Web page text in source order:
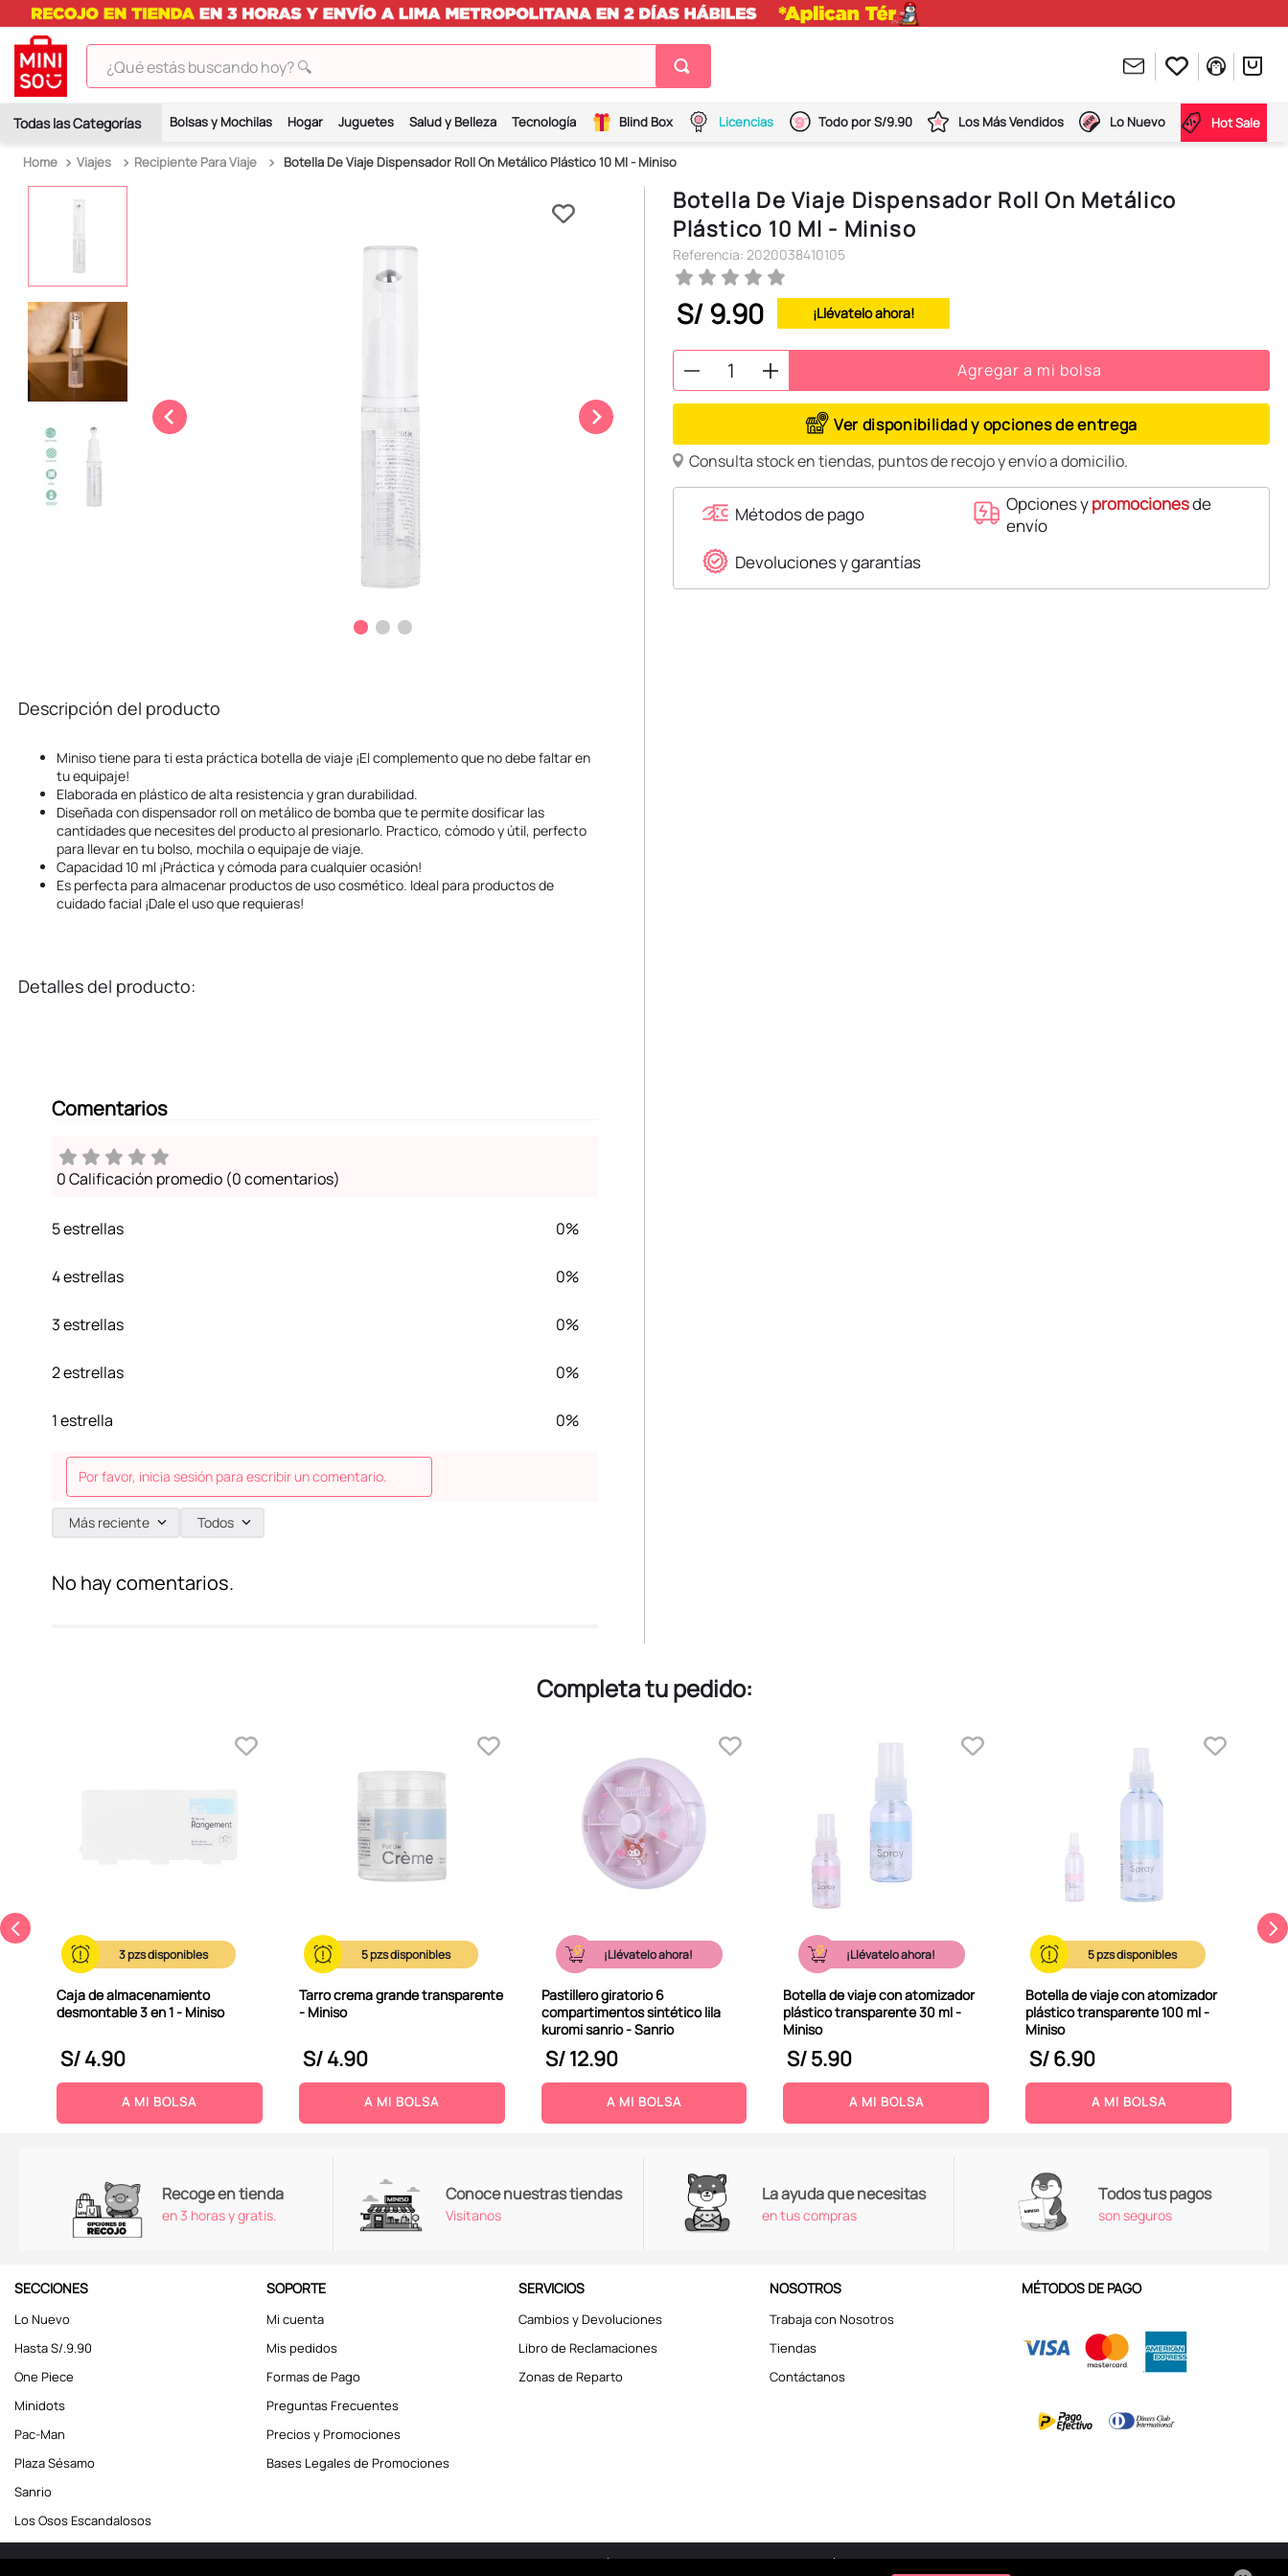
¿Qué estás buscando hoy? 🔍
Bolsas y Mochilas Hogar Juguetes Salud y Belleza Tecnología Blind Box Licencias Todo por S/9.90 Los Más Vendidos Lo Nuevo Hot Sale
Viajes Recipiente Para Viaje Botella De Viaje Dispensador Roll On Metálico Plástico 10 Ml - Miniso
Descripción del producto
Miniso tiene para ti esta práctica botella de viaje ¡El complemento que no debe faltar en
tu equipaje!
Elaborada en plástico de alta resistencia y gran durabilidad.
Diseñada con dispensador roll on metálico de bomba que te permite dosificar las
cantidades que necesites del producto al presionarlo. Practico, cómodo y útil, perfecto
para llevar en tu bolso, mochila o equipaje de viaje.
Capacidad 10 ml ¡Práctica y cómoda para cualquier ocasión!
Es perfecta para almacenar productos de uso cosmético. Ideal para productos de
cuidado facial ¡Dale el uso que requieras!
Detalles del producto:
Comentarios
0 Calificación promedio (0 comentarios)
5 estrellas 0%
4 estrellas 0%
3 estrellas 0%
2 estrellas 0%
1 estrella 0%
Por favor, inicia sesión para escribir un comentario.
Más reciente Todos
No hay comentarios.
Botella De Viaje Dispensador Roll On Metálico
Plástico 10 Ml - Miniso
Referencia: 2020038410105
S/9.90 ¡Llévatelo ahora!
Agregar a mi bolsa
Ver disponibilidad y opciones de entrega
Consulta stock en tiendas, puntos de recojo y envío a domicilio.
Métodos de pago Opciones ypromocionesde
envío
Devoluciones y garantías
Completa tu pedido:
3
Caja de almacenamiento
desmontable 3 en 1 - Miniso
S/4.90
A MI BOLSA
5
Tarro crema grande transparente
- Miniso
S/4.90
A MI BOLSA
¡Llévatelo ahora!
Pastillero giratorio 6
compartimentos sintético lila
kuromi sanrio - Sanrio
S/12.90
A MI BOLSA
¡Llévatelo ahora!
Botella de viaje con atomizador
plástico transparente 30 ml -
Miniso
S/5.90
A MI BOLSA
5
Botella de viaje con atomizador
plástico transparente 100 ml -
Miniso
S/6.90
A MI BOLSA
Recoge en tienda
en 3 horas y gratis.
Conoce nuestras tiendas
Visitanos
La ayuda que necesitas
en tus compras
Todos tus pagos
son seguros
SECCIONES
Lo Nuevo
Hasta S/.9.90
One Piece
Minidots
Pac-Man
Plaza Sésamo
Sanrio
Los Osos Escandalosos
SOPORTE
Mi cuenta
Mis pedidos
Formas de Pago
Preguntas Frecuentes
Precios y Promociones
Bases Legales de Promociones
SERVICIOS
Cambios y Devoluciones
Libro de Reclamaciones
Zonas de Reparto
NOSOTROS
Trabaja con Nosotros
Tiendas
Contáctanos
MÉTODOS DE PAGO
Miniso Perú. Todos los derechos reservados © 2025 Términos y Condiciones Aviso de Privacidad
2.
hello kitty